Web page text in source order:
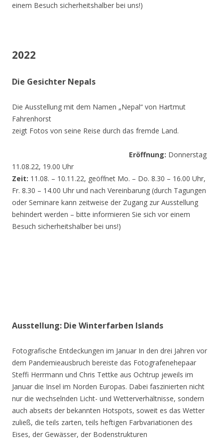
einem Besuch sicherheitshalber bei uns!)
2022
Die Gesichter Nepals
Die Ausstellung mit dem Namen „Nepal“ von Hartmut
Fahrenhorst
zeigt Fotos von seine Reise durch das fremde Land.
Eröffnung: Donnerstag
11.08.22, 19.00 Uhr
Zeit: 11.08. – 10.11.22, geöffnet Mo. – Do. 8.30 – 16.00 Uhr,
Fr. 8.30 – 14.00 Uhr und nach Vereinbarung (durch Tagungen
oder Seminare kann zeitweise der Zugang zur Ausstellung
behindert werden – bitte informieren Sie sich vor einem
Besuch sicherheitshalber bei uns!)
Ausstellung: Die Winterfarben Islands
Fotografische Entdeckungen im Januar In den drei Jahren vor
dem Pandemieausbruch bereiste das Fotografenehepaar
Steffi Herrmann und Chris Tettke aus Ochtrup jeweils im
Januar die Insel im Norden Europas. Dabei faszinierten nicht
nur die wechselnden Licht- und Wetterverhältnisse, sondern
auch abseits der bekannten Hotspots, soweit es das Wetter
zuließ, die teils zarten, teils heftigen Farbvariationen des
Eises, der Gewässer, der Bodenstrukturen